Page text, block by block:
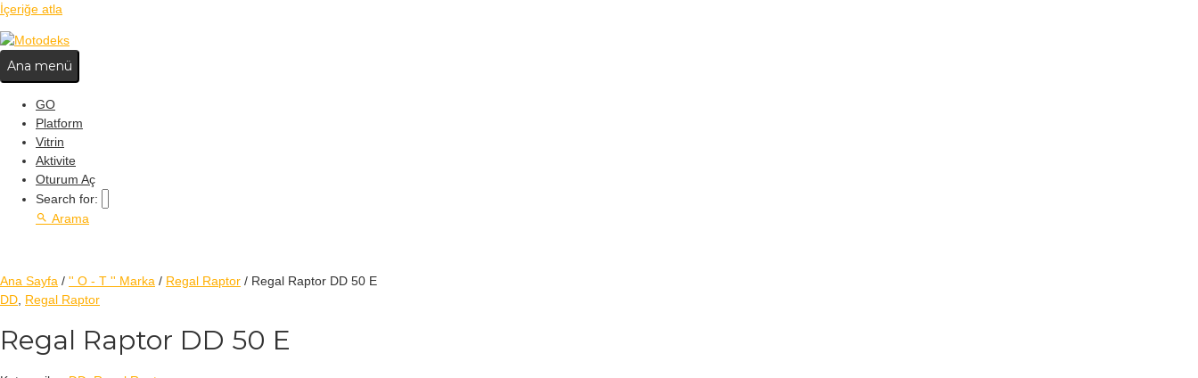
İçeriğe atla
Ana menü
GO
Platform
Vitrin
Aktivite
Oturum Aç
Search for:
Arama
Ana Sayfa / '' O - T '' Marka / Regal Raptor / Regal Raptor DD 50 E
DD Regal Raptor
Regal Raptor DD 50 E